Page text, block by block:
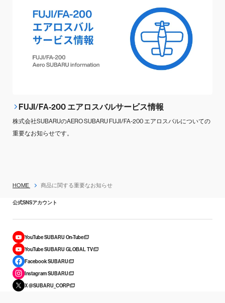
FUJI/FA-200 エアロスバルサービス情報
株式会社SUBARUのAERO SUBARU FUJI/FA-200 エアロスバルについての
重要なお知らせです。
HOME 商品に関する重要なお知らせ
公式SNSアカウント
YouTube SUBARU On-Tube
YouTube SUBARU GLOBAL TV
Facebook SUBARU
Instagram SUBARU
X @SUBARU_CORP